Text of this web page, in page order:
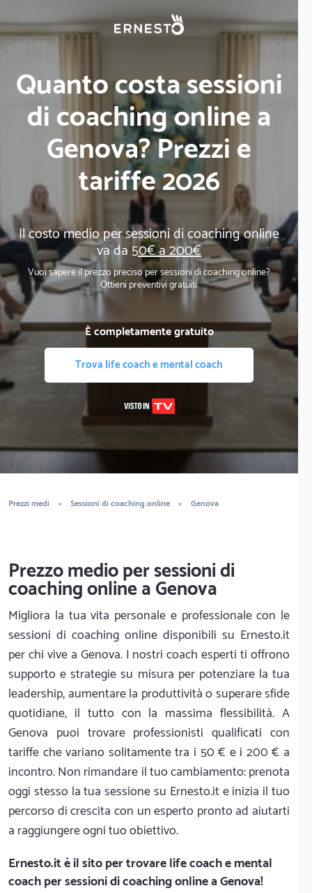
Quanto costa sessioni
di coaching online a
Genova? Prezzi e
tariffe 2026
Il costo medio per sessioni di coaching online
va da 50€ a 200€
Vuoi sapere il prezzo preciso per sessioni di coaching online?
Ottieni preventivi gratuiti.
È completamente gratuito
Trova life coach e mental coach
Prezzi medi > Sessioni di coaching online > Genova
Prezzo medio per sessioni di
coaching online a Genova
Migliora la tua vita personale e professionale con le
sessioni di coaching online disponibili su Ernesto.it
per chi vive a Genova. I nostri coach esperti ti offrono
supporto e strategie su misura per potenziare la tua
leadership, aumentare la produttività o superare sfide
quotidiane, il tutto con la massima flessibilità. A
Genova puoi trovare professionisti qualificati con
tariffe che variano solitamente tra i 50 € e i 200 € a
incontro. Non rimandare il tuo cambiamento: prenota
oggi stesso la tua sessione su Ernesto.it e inizia il tuo
percorso di crescita con un esperto pronto ad aiutarti
a raggiungere ogni tuo obiettivo.
Ernesto.itè il sito per trovare life coach e mental
coach per sessioni di coaching online a Genova!